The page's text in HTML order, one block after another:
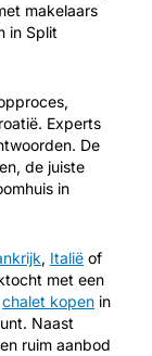
makelaars
in Split
Experts
De
de juiste
in
, Italië of
met een
chalet kopen in
Naast
ruim aanbod